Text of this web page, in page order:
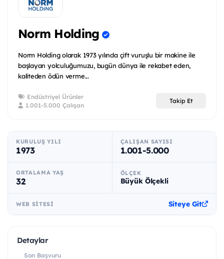
Norm Holding
Norm Holding olarak 1973 yılında çift vuruşlu bir makine ile
başlayan yolculuğumuzu, bugün dünya ile rekabet eden,
kaliteden ödün verme...
Endüstriyel Ürünler
1.001-5.000 Çalışan
Takip Et
KURULUŞ YILI
1973
ÇALIŞAN SAYISI
1.001-5.000
ORTALAMA YAŞ
32
ÖLÇEK
Büyük Ölçekli
WEB SITESI Siteye Git
Detaylar
Son Başvuru